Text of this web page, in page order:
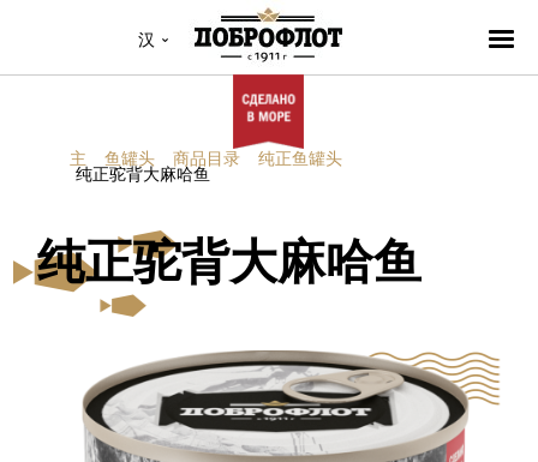
汉
主 鱼罐头 商品目录
纯正鱼罐头
纯正驼背大麻哈鱼
纯正驼背大麻哈鱼